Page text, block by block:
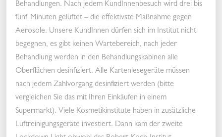
Behandlungen. Nach jedem KundInnenbesuch wird drei bis
fünf Minuten gelüftet – die effektivste Maßnahme gegen
Aerosole. Unsere KundInnen dürfen sich im Institut nicht
begegnen, es gibt keinen Wartebereich, nach jeder
Behandlung werden in den Behandlungskabinen alle
Oberflächen desinfiziert. Alle Kartenlesegeräte müssen
nach jedem Zahlvorgang desinfiziert werden (bitte
vergleichen Sie das mit Ihren Einkäufen in einem
Supermarkt). Viele Kosmetikinstitute haben in zusätzliche
Luftreinigungsgeräte investiert. Dann kam der zweite